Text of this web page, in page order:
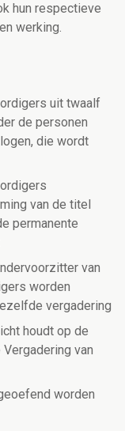
hun respectieve
werking.
uit twaalf
de personen
die wordt
van de titel
permanente
van
worden
vergadering
houdt op de
van
worden